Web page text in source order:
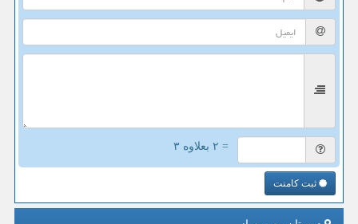
= ۲ بعلاوه ۳
ثبت کامنت